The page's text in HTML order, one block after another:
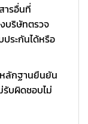
ารอื่นที่
บริษัทตรวจ
ประกันได้หรือ
หลักฐานยืนยัน
รับผิดชอบไม่